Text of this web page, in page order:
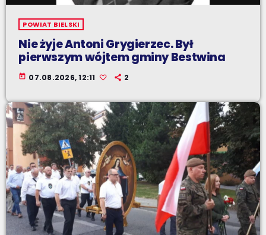
POWIAT BIELSKI
Nie żyje Antoni Grygierzec. Był
pierwszym wójtem gminy Bestwina
today 07.08.2026, 12:11 2